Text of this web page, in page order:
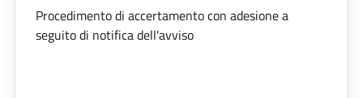
Procedimento di accertamento con adesione a
seguito di notifica dell'avviso